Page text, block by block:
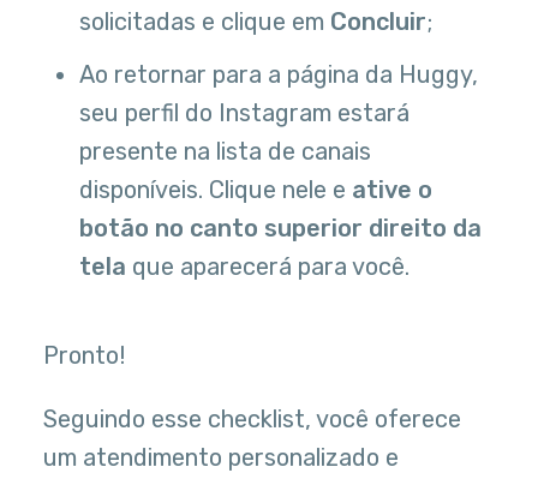
solicitadas e clique em Concluir;
Ao retornar para a página da Huggy,
seu perfil do Instagram estará
presente na lista de canais
disponíveis. Clique nele e ative o
botão no canto superior direito da
tela que aparecerá para você.
Pronto!
Seguindo esse checklist, você oferece
um atendimento personalizado e